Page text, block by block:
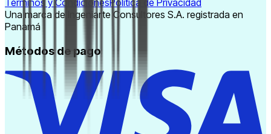
Términos y CondicionesPolítica de Privacidad
Una marca de Ingeniarte Consultores S.A. registrada en
Panamá
Métodos de pago